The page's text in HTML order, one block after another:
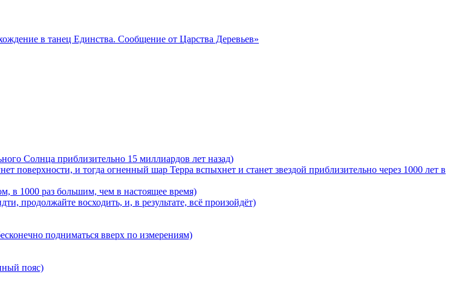
в танец Единства. Сообщение от Царства Деревьев»
Солнца приблизительно 15 миллиардов лет назад)
поверхности, и тогда огненный шар Терра вспыхнет и станет звездой приблизительно через 1000 лет в
в 1000 раз большим, чем в настоящее время)
продолжайте восходить, и, в результате, всё произойдёт)
подниматься вверх по измерениям)
пояс)